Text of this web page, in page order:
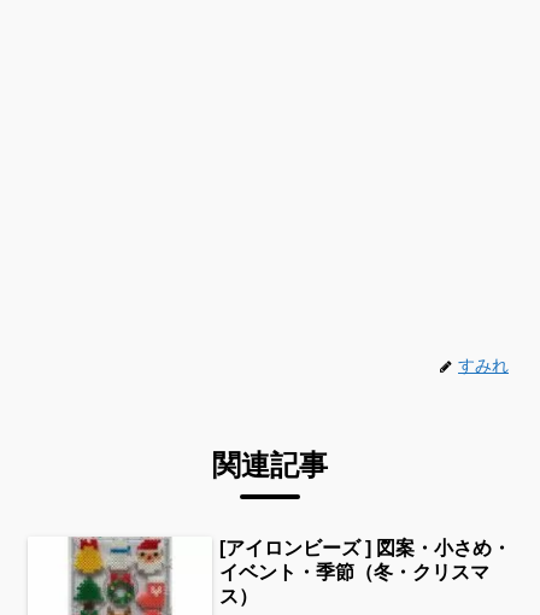
すみれ
関連記事
[アイロンビーズ ] 図案・小さめ・
イベント・季節（冬・クリスマ
ス）